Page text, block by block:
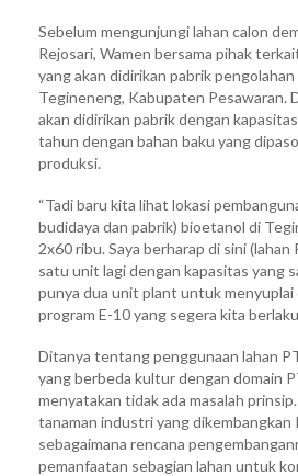
Sebelum mengunjungi lahan calon
Rejosari, Wamen bersama pihak
yang akan didirikan pabrik
Tegineneng, Kabupaten Pesawaran.
akan didirikan pabrik dengan
tahun dengan bahan baku yang
produksi.
“Tadi baru kita lihat lokasi
budidaya dan pabrik) bioetanol di
2x60 ribu. Saya berharap di sini
satu unit lagi dengan kapasitas yang
punya dua unit plant untuk
program E-10 yang segera kita
Ditanya tentang penggunaan lahan
yang berbeda kultur dengan domain
menyatakan tidak ada masalah
tanaman industri yang
sebagaimana rencana
pemanfaatan sebagian lahan untuk